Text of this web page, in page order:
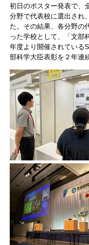
初日のポスター発表で、
分野で代表校に選出され
た。その結果、各分野の
った学校として、「文部
年度より開催されている
部科学大臣表彰を２年連